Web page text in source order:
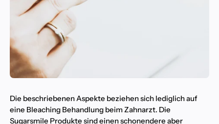
Die beschriebenen Aspekte beziehen sich lediglich auf
eine Bleaching Behandlung beim Zahnarzt. Die
Sugarsmile Produkte sind einen schonendere aber